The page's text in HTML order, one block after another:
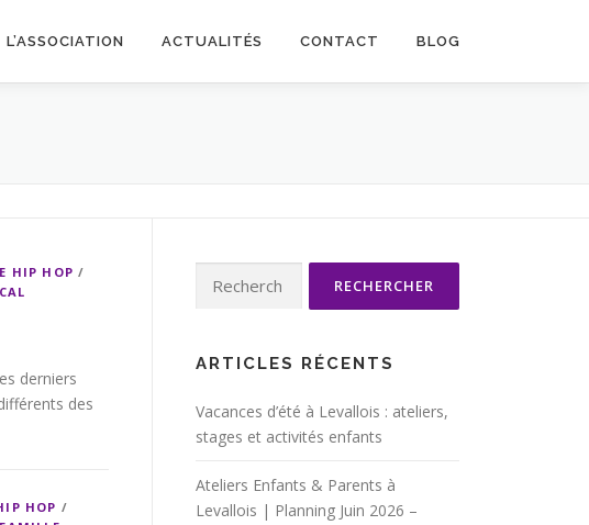
L’ASSOCIATION ACTUALITÉS CONTACT BLOG
HIP HOP /
derniers
des
HOP /
ARTICLES RÉCENTS
Vacances d’été à Levallois : ateliers,
stages et activités enfants
Ateliers Enfants & Parents à
Levallois | Planning Juin 2026 –